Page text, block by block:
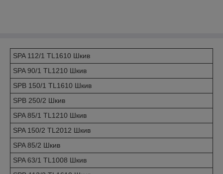
SPA 112/1 TL1610 Шкив
SPA 90/1 TL1210 Шкив
SPB 150/1 TL1610 Шкив
SPB 250/2 Шкив
SPA 85/1 TL1210 Шкив
SPA 150/2 TL2012 Шкив
SPA 85/2 Шкив
SPA 63/1 TL1008 Шкив